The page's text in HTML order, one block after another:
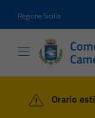
Regione Sicilia
Comune
Orario